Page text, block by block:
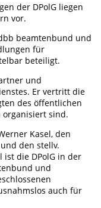
der DPolG liegen
vor.
beamtenbund und
für
beteiligt.
und
Er vertritt die
des öffentlichen
organisiert sind.
Kasel, den
den stellv.
die DPolG in der
und
auch für